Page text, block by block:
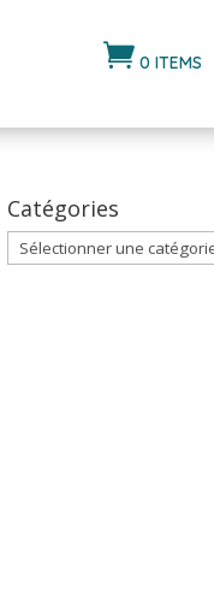
 0 ITEMS
Catégories
Catégories